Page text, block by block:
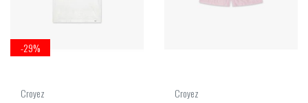
-29%
Croyez Croyez